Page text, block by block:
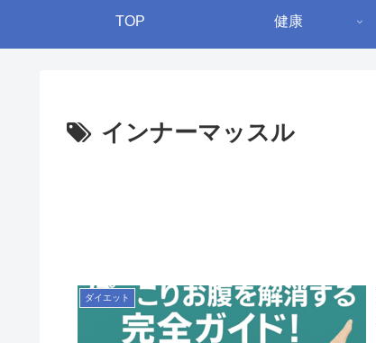
TOP 健康
インナーマッスル
ダイエット